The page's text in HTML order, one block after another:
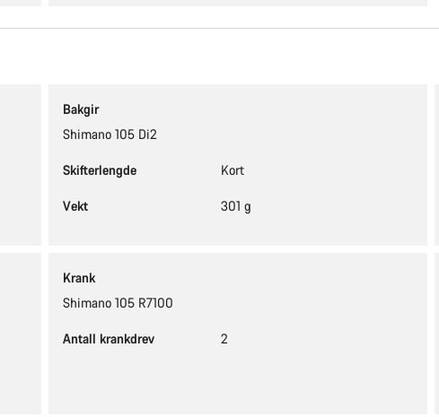
Bakgir
Shimano 105 Di2
Skifterlengde Kort
Vekt 301 g
Krank
Shimano 105 R7100
Antall krankdrev 2